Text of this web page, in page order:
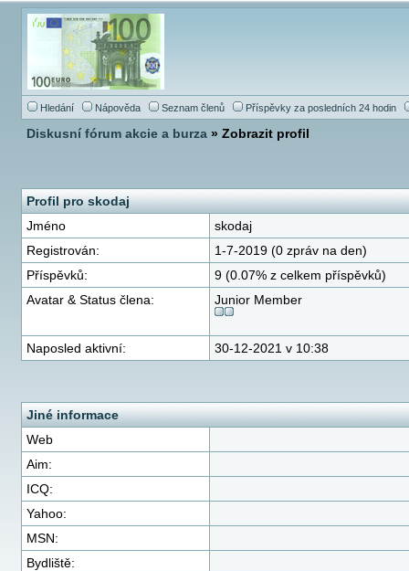
Hledání Nápověda Seznam členů Příspěvky za posledních 24 hodin
Diskusní fórum akcie a burza» Zobrazit profil
Profil pro skodaj
Jméno
skodaj
Registrován:
1-7-2019 (0 zpráv na den)
Příspěvků:
9 (0.07% z celkem příspěvků)
Avatar & Status člena:
Junior Member
Naposled aktivní: 30-12-2021 v 10:38
Jiné informace
Web
Aim:
ICQ:
Yahoo:
MSN:
Bydliště: